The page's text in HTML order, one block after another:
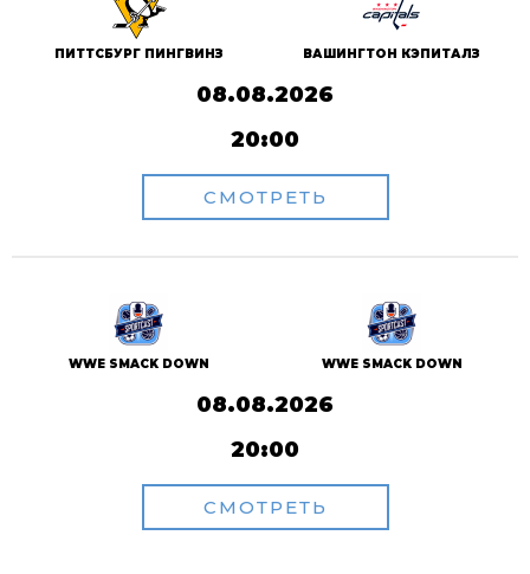
ПИТТСБУРГ ПИНГВИНЗ ВАШИНГТОН КЭПИТАЛЗ
08.08.2026
20:00
СМОТРЕТЬ
WWE SMACK DOWN WWE SMACK DOWN
08.08.2026
20:00
СМОТРЕТЬ